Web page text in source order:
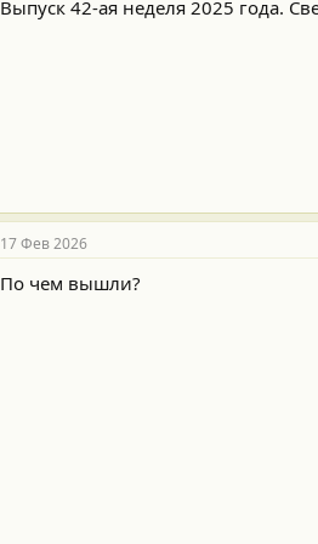
Выпуск 42-ая неделя 2025 года.
17 Фев 2026
По чем вышли?